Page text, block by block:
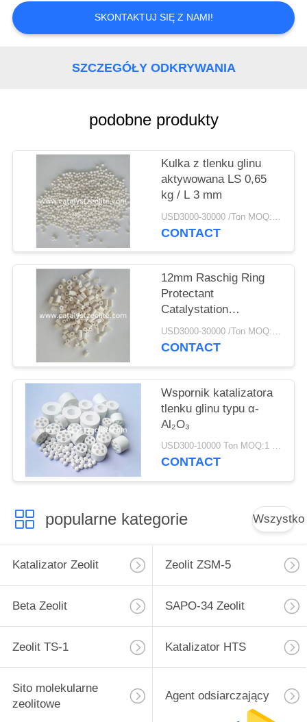
SPRAWY
SITEMAP
SKONTAKTUJ SIĘ Z NAMI!
SZCZEGÓŁY ODKRYWANIA
podobne produkty
Kulka z tlenku glinu
aktywowana LS 0,65
kg / L 3 mm
USD3000-30000 /Ton MOQ:1 KG
CONTACT
12mm Raschig Ring
Protectant
Catalystation
Protectant
USD3000-30000 /Ton MOQ:1 KG
CONTACT
Wspornik katalizatora
tlenku glinu typu α-
Al₂O₃
USD300-10000 Ton MOQ:1 KG
CONTACT
popularne kategorie Wszystko
Katalizator Zeolit Zeolit ​​ZSM-5
Beta Zeolit SAPO-34 Zeolit
Zeolit ​​TS-1 Katalizator HTS
Sito molekularne
zeolitowe
Agent odsiarczający